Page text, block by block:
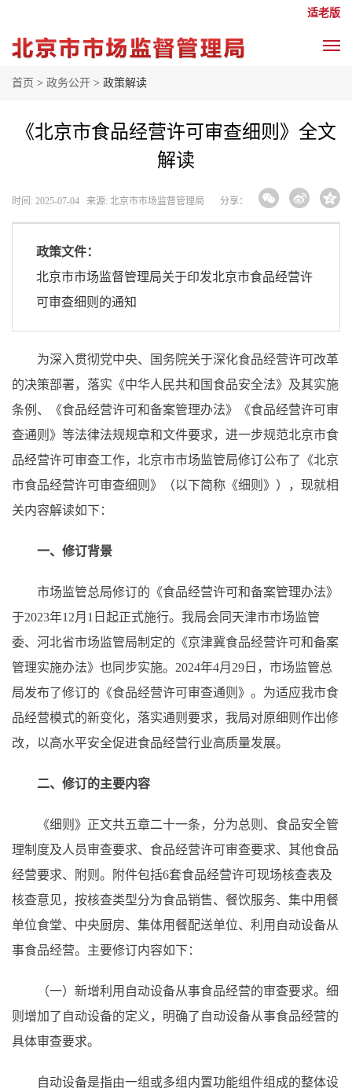
适老版
首页 > 政务公开 > 政策解读
《北京市食品经营许可审查细则》全文
解读
时间: 2025-07-04 来源: 北京市市场监督管理局 分享：
政策文件：
北京市市场监督管理局关于印发北京市食品经营许
可审查细则的通知
为深入贯彻党中央、国务院关于深化食品经营许可改革
的决策部署，落实《中华人民共和国食品安全法》及其实施
条例、《食品经营许可和备案管理办法》《食品经营许可审
查通则》等法律法规规章和文件要求，进一步规范北京市食
品经营许可审查工作，北京市市场监管局修订公布了《北京
市食品经营许可审查细则》（以下简称《细则》），现就相
关内容解读如下：
一、修订背景
市场监管总局修订的《食品经营许可和备案管理办法》
于2023年12月1日起正式施行。我局会同天津市市场监管
委、河北省市场监管局制定的《京津冀食品经营许可和备案
管理实施办法》也同步实施。2024年4月29日，市场监管总
局发布了修订的《食品经营许可审查通则》。为适应我市食
品经营模式的新变化，落实通则要求，我局对原细则作出修
改，以高水平安全促进食品经营行业高质量发展。
二、修订的主要内容
《细则》正文共五章二十一条，分为总则、食品安全管
理制度及人员审查要求、食品经营许可审查要求、其他食品
经营要求、附则。附件包括6套食品经营许可现场核查表及
核查意见，按核查类型分为食品销售、餐饮服务、集中用餐
单位食堂、中央厨房、集体用餐配送单位、利用自动设备从
事食品经营。主要修订内容如下：
（一）新增利用自动设备从事食品经营的审查要求。细
则增加了自动设备的定义，明确了自动设备从事食品经营的
具体审查要求。
自动设备是指由一组或多组内置功能组件组成的整体设